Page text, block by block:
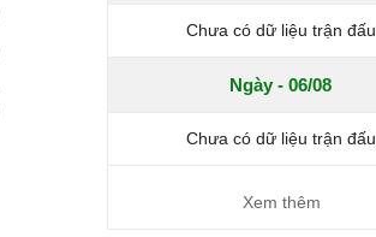
Chưa có dữ liệu trận đấu
Ngày - 06/08
Chưa có dữ liệu trận đấu
Xem thêm